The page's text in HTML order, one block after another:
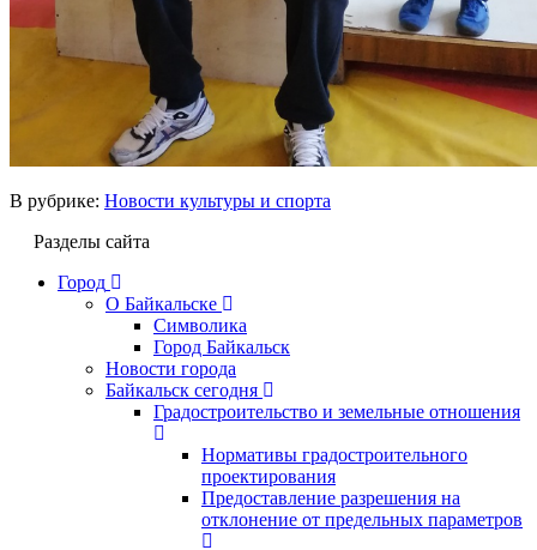
В рубрике: Новости культуры и спорта
Разделы сайта
Город
О Байкальске
Символика
Город Байкальск
Новости города
Байкальск сегодня
Градостроительство и земельные отношения
Нормативы градостроительного
проектирования
Предоставление разрешения на
отклонение от предельных параметров